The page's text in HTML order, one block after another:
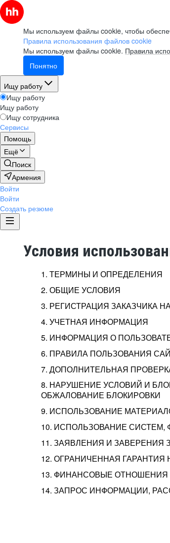
Мы используем файлы cookie, чтобы
Правила использования файлов cookie
Мы используем файлы cookie. Правила
Понятно
Ищу работу
Ищу работу
Ищу работу
Ищу сотрудника
Сервисы
Помощь
Ещё
Поиск
Армения
Войти
Войти
Создать резюме
Условия
1. ТЕРМИНЫ И ОПРЕДЕЛЕНИЯ
2. ОБЩИЕ УСЛОВИЯ
3. РЕГИСТРАЦИЯ ЗАКАЗЧИКА
4. УЧЕТНАЯ ИНФОРМАЦИЯ
5. ИНФОРМАЦИЯ О
6. ПРАВИЛА ПОЛЬЗОВАНИЯ
7. ДОПОЛНИТЕЛЬНАЯ
8. НАРУШЕНИЕ УСЛОВИЙ И
ОБЖАЛОВАНИЕ БЛОКИРОВКИ
9. ИСПОЛЬЗОВАНИЕ
10. ИСПОЛЬЗОВАНИЕ
11. ЗАЯВЛЕНИЯ И ЗАВЕРЕНИЯ
12. ОГРАНИЧЕННАЯ
13. ФИНАНСОВЫЕ ОТНОШЕНИЯ
14. ЗАПРОС ИНФОРМАЦИИ,